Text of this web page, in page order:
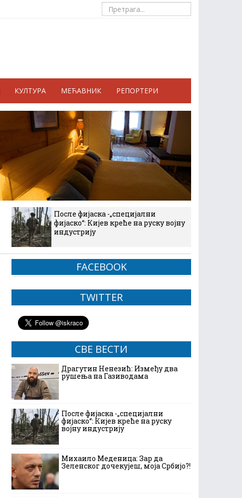
КУЛТУРА МЕЋАВНИК РЕПОРТЕРИ
После фијаска -„специјални
фијаско“: Кијев креће на руску војну
индустрију
FACEBOOK
TWITTER
СВЕ ВЕСТИ
Драгутин Ненезић: Између два
рушења на Газиводама
После фијаска -„специјални
фијаско“: Кијев креће на руску
војну индустрију
Михаило Меденица: Зар да
Зеленског дочекујеш, моја Србијо?!